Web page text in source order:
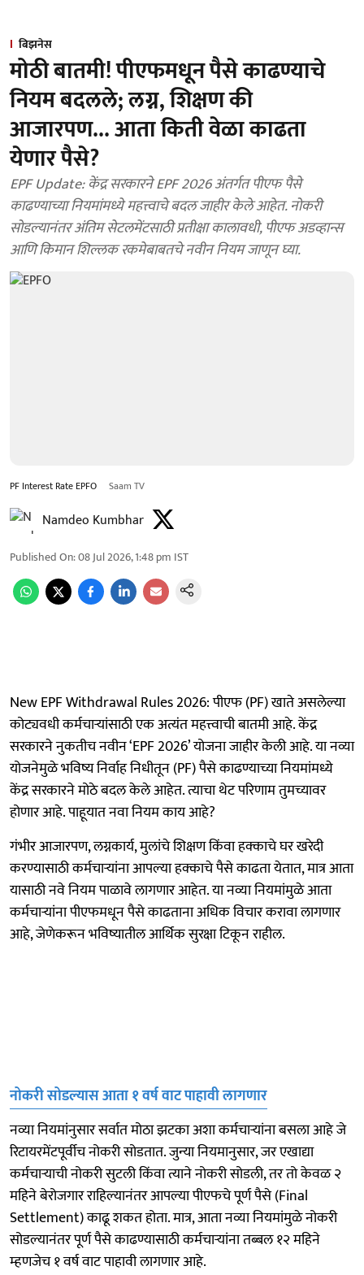
बिझनेस
मोठी बातमी! पीएफमधून पैसे काढण्याचे
नियम बदलले; लग्न, शिक्षण की
आजारपण... आता किती वेळा काढता
येणार पैसे?
EPF Update: केंद्र सरकारने EPF 2026 अंतर्गत पीएफ पैसे
काढण्याच्या नियमांमध्ये महत्त्वाचे बदल जाहीर केले आहेत. नोकरी
सोडल्यानंतर अंतिम सेटलमेंटसाठी प्रतीक्षा कालावधी, पीएफ अडव्हान्स
आणि किमान शिल्लक रकमेबाबतचे नवीन नियम जाणून घ्या.
PF Interest Rate EPFO Saam TV
Namdeo Kumbhar
Published On:08 Jul 2026, 1:48 pm IST
New EPF Withdrawal Rules 2026: पीएफ (PF) खाते असलेल्या
कोट्यवधी कर्मचाऱ्यांसाठी एक अत्यंत महत्त्वाची बातमी आहे. केंद्र
सरकारने नुकतीच नवीन ‘EPF 2026’ योजना जाहीर केली आहे. या नव्या
योजनेमुळे भविष्य निर्वाह निधीतून (PF) पैसे काढण्याच्या नियमांमध्ये
केंद्र सरकारने मोठे बदल केले आहेत. त्याचा थेट परिणाम तुमच्यावर
होणार आहे. पाहूयात नवा नियम काय आहे?
गंभीर आजारपण, लग्नकार्य, मुलांचे शिक्षण किंवा हक्काचे घर खरेदी
करण्यासाठी कर्मचाऱ्यांना आपल्या हक्काचे पैसे काढता येतात, मात्र आता
यासाठी नवे नियम पाळावे लागणार आहेत. या नव्या नियमांमुळे आता
कर्मचाऱ्यांना पीएफमधून पैसे काढताना अधिक विचार करावा लागणार
आहे, जेणेकरून भविष्यातील आर्थिक सुरक्षा टिकून राहील.
नोकरी सोडल्यास आता १ वर्ष वाट पाहावी लागणार
नव्या नियमांनुसार सर्वात मोठा झटका अशा कर्मचाऱ्यांना बसला आहे जे
रिटायरमेंटपूर्वीच नोकरी सोडतात. जुन्या नियमानुसार, जर एखाद्या
कर्मचाऱ्याची नोकरी सुटली किंवा त्याने नोकरी सोडली, तर तो केवळ २
महिने बेरोजगार राहिल्यानंतर आपल्या पीएफचे पूर्ण पैसे (Final
Settlement) काढू शकत होता. मात्र, आता नव्या नियमांमुळे नोकरी
सोडल्यानंतर पूर्ण पैसे काढण्यासाठी कर्मचाऱ्यांना तब्बल १२ महिने
म्हणजेच १ वर्ष वाट पाहावी लागणार आहे.